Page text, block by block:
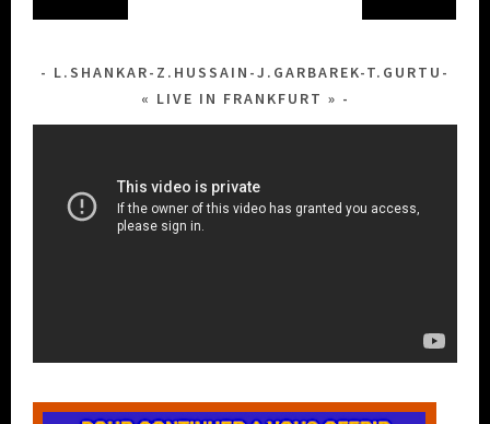
L.SHANKAR-Z.HUSSAIN-J.GARBAREK-T.GURTU-
« LIVE IN FRANKFURT »